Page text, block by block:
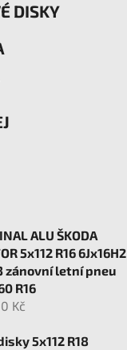
DISKY
ALU ŠKODA
5x112 R16 6Jx16H2
zánovní letní pneu
R16
Kč
5x112 R18